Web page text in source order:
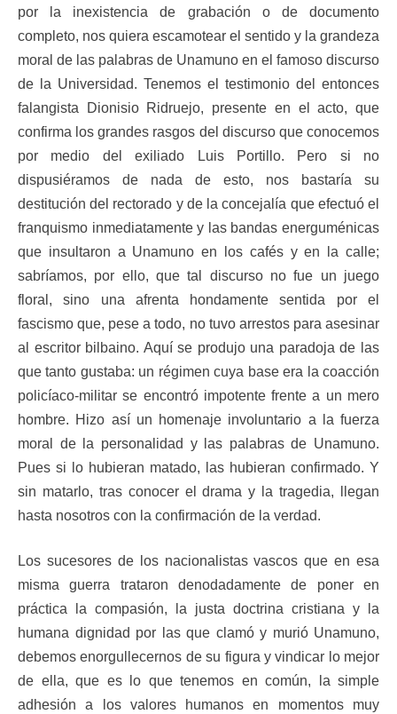
por la inexistencia de grabación o de documento
completo, nos quiera escamotear el sentido y la grandeza
moral de las palabras de Unamuno en el famoso discurso
de la Universidad. Tenemos el testimonio del entonces
falangista Dionisio Ridruejo, presente en el acto, que
confirma los grandes rasgos del discurso que conocemos
por medio del exiliado Luis Portillo. Pero si no
dispusiéramos de nada de esto, nos bastaría su
destitución del rectorado y de la concejalía que efectuó el
franquismo inmediatamente y las bandas energuménicas
que insultaron a Unamuno en los cafés y en la calle;
sabríamos, por ello, que tal discurso no fue un juego
floral, sino una afrenta hondamente sentida por el
fascismo que, pese a todo, no tuvo arrestos para asesinar
al escritor bilbaino. Aquí se produjo una paradoja de las
que tanto gustaba: un régimen cuya base era la coacción
policíaco-militar se encontró impotente frente a un mero
hombre. Hizo así un homenaje involuntario a la fuerza
moral de la personalidad y las palabras de Unamuno.
Pues si lo hubieran matado, las hubieran confirmado. Y
sin matarlo, tras conocer el drama y la tragedia, llegan
hasta nosotros con la confirmación de la verdad.
Los sucesores de los nacionalistas vascos que en esa
misma guerra trataron denodadamente de poner en
práctica la compasión, la justa doctrina cristiana y la
humana dignidad por las que clamó y murió Unamuno,
debemos enorgullecernos de su figura y vindicar lo mejor
de ella, que es lo que tenemos en común, la simple
adhesión a los valores humanos en momentos muy